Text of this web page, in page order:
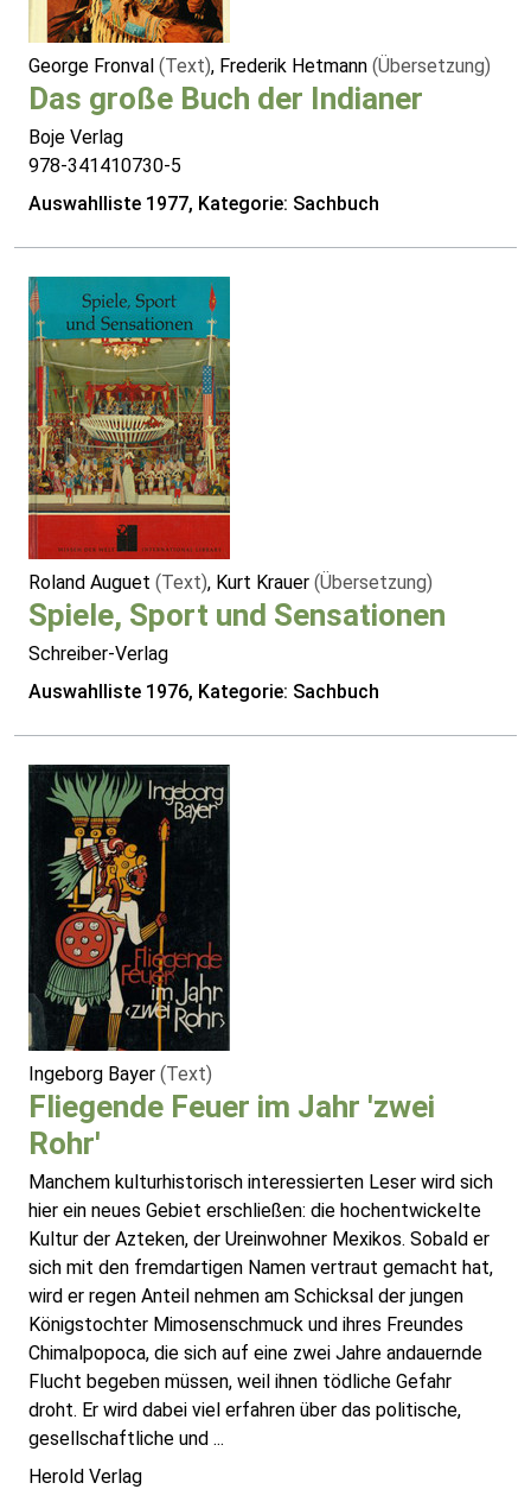
George Fronval (Text), Frederik Hetmann (Übersetzung)
Das große Buch der Indianer
Boje Verlag
978-341410730-5
Auswahlliste 1977, Kategorie: Sachbuch
Roland Auguet (Text), Kurt Krauer (Übersetzung)
Spiele, Sport und Sensationen
Schreiber-Verlag
Auswahlliste 1976, Kategorie: Sachbuch
Ingeborg Bayer (Text)
Fliegende Feuer im Jahr 'zwei
Rohr'
Manchem kulturhistorisch interessierten Leser wird sich
hier ein neues Gebiet erschließen: die hochentwickelte
Kultur der Azteken, der Ureinwohner Mexikos. Sobald er
sich mit den fremdartigen Namen vertraut gemacht hat,
wird er regen Anteil nehmen am Schicksal der jungen
Königstochter Mimosenschmuck und ihres Freundes
Chimalpopoca, die sich auf eine zwei Jahre andauernde
Flucht begeben müssen, weil ihnen tödliche Gefahr
droht. Er wird dabei viel erfahren über das politische,
gesellschaftliche und ...
Herold Verlag